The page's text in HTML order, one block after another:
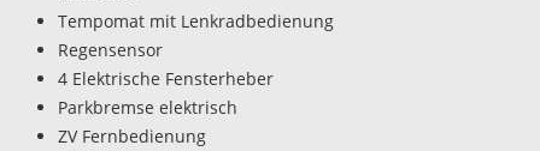
Tempomat mit Lenkradbedienung
Regensensor
4 Elektrische Fensterheber
Parkbremse elektrisch
ZV Fernbedienung